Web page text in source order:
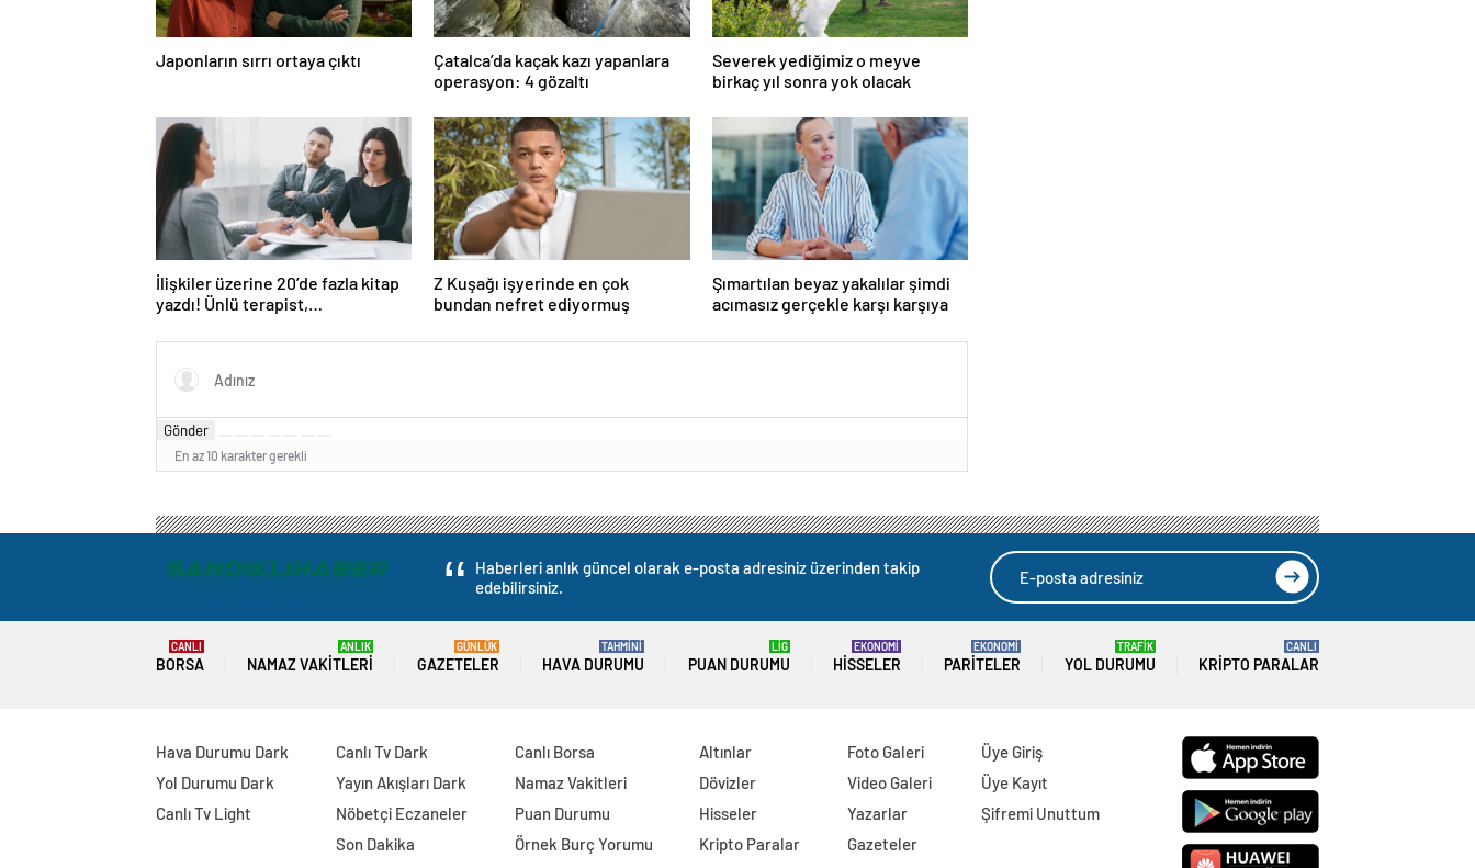
Japonların sırrı ortaya çıktı
Çatalca’da kaçak kazı yapanlara
operasyon: 4 gözaltı
Severek yediğimiz o meyve
birkaç yıl sonra yok olacak
İlişkiler üzerine 20’de fazla kitap
yazdı! Ünlü terapist,
açıklıyor
Z Kuşağı işyerinde en çok
bundan nefret ediyormuş
Şımartılan beyaz yakalılar şimdi
acımasız gerçekle karşı karşıya
Gönder
En az 10 karakter gerekli
Haberleri anlık güncel olarak e-posta adresiniz üzerinden takip
edebilirsiniz.
BORSA
CANLI
NAMAZ VAKITLERI
ANLIK
GAZETELER
GÜNLÜK
HAVA DURUMU
TAHMİNİ
PUAN DURUMU
LİG
HISSELER
EKONOMİ
PARITELER
EKONOMİ
YOL DURUMU
TRAFİK
KRIPTO PARALAR
CANLI
Hava Durumu Dark
Yol Durumu Dark
Canlı Tv Light
Canlı Tv Dark
Yayın Akışları Dark
Nöbetçi Eczaneler
Son Dakika
Canlı Borsa
Namaz Vakitleri
Puan Durumu
Örnek Burç Yorumu
Altınlar
Dövizler
Hisseler
Kripto Paralar
Foto Galeri
Video Galeri
Yazarlar
Gazeteler
Üye Giriş
Üye Kayıt
Şifremi Unuttum